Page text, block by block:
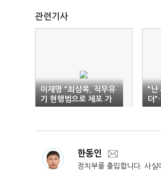
관련기사
이재명 "최상목, 직무유
기 현행범으로 체포 가
능…몸조심하길"
"난
더
재
한동인
정치부를 출입합니다. 사실